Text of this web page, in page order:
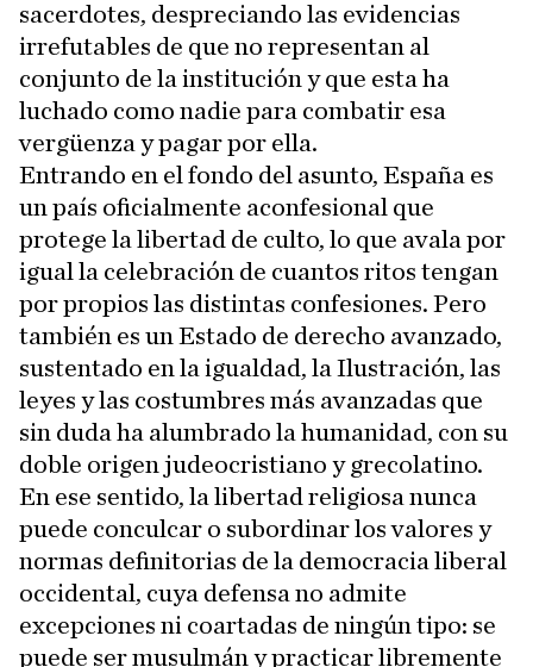
sacerdotes, despreciando las evidencias
irrefutables de que no representan al
conjunto de la institución y que esta ha
luchado como nadie para combatir esa
vergüenza y pagar por ella.
Entrando en el fondo del asunto, España es
un país oficialmente aconfesional que
protege la libertad de culto, lo que avala por
igual la celebración de cuantos ritos tengan
por propios las distintas confesiones. Pero
también es un Estado de derecho avanzado,
sustentado en la igualdad, la Ilustración, las
leyes y las costumbres más avanzadas que
sin duda ha alumbrado la humanidad, con su
doble origen judeocristiano y grecolatino.
En ese sentido, la libertad religiosa nunca
puede conculcar o subordinar los valores y
normas definitorias de la democracia liberal
occidental, cuya defensa no admite
excepciones ni coartadas de ningún tipo: se
puede ser musulmán y practicar libremente